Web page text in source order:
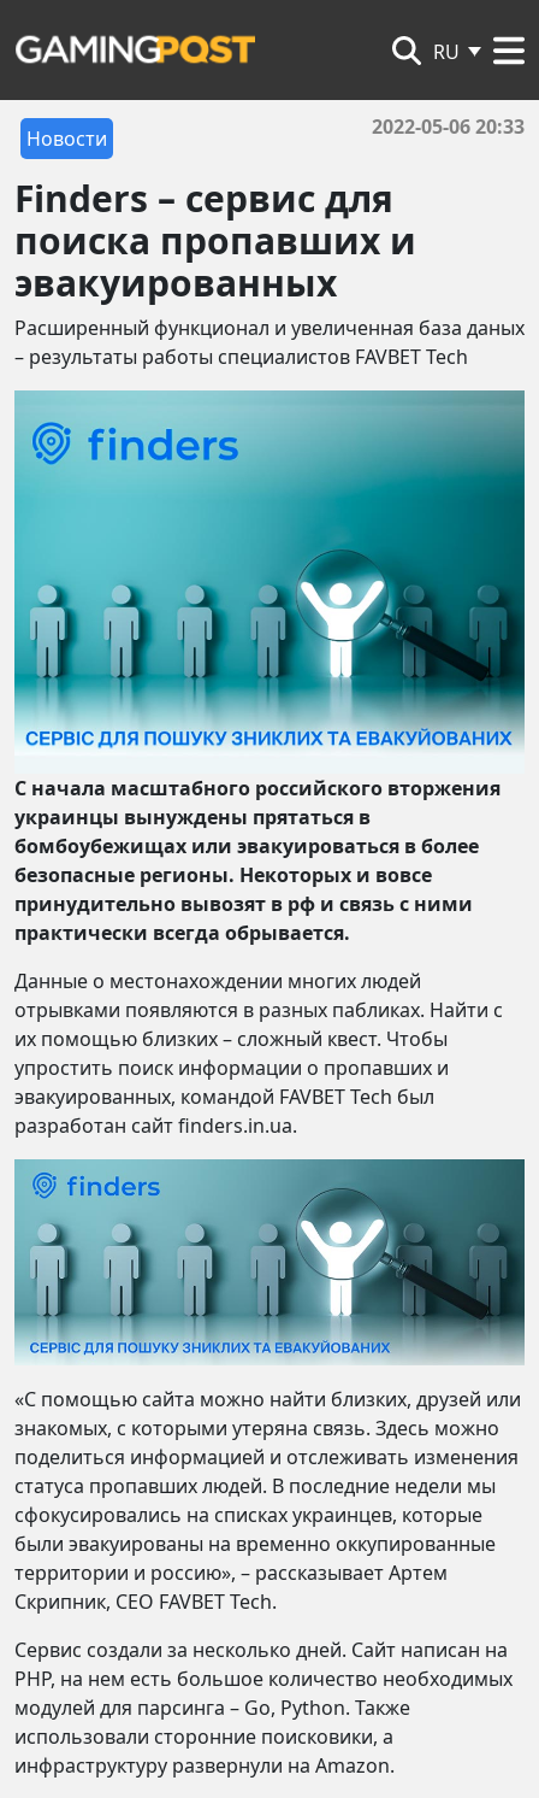
RU
Новости 2022-05-06 20:33
Finders – сервис для
поиска пропавших и
эвакуированных
Расширенный функционал и увеличенная база даных
– результаты работы специалистов FAVBET Tech
С начала масштабного российского вторжения
украинцы вынуждены прятаться в
бомбоубежищах или эвакуироваться в более
безопасные регионы. Некоторых и вовсе
принудительно вывозят в рф и связь с ними
практически всегда обрывается.
Данные о местонахождении многих людей
отрывками появляются в разных пабликах. Найти с
их помощью близких – сложный квест. Чтобы
упростить поиск информации о пропавших и
эвакуированных, командой FAVBET Tech был
разработан сайтfinders.in.ua.
«С помощью сайта можно найти близких, друзей или
знакомых, с которыми утеряна связь. Здесь можно
поделиться информацией и отслеживать изменения
статуса пропавших людей. В последние недели мы
сфокусировались на списках украинцев, которые
были эвакуированы на временно оккупированные
территории и россию», – рассказывает Артем
Скрипник, СЕО FAVBET Tech.
Сервис создали за несколько дней. Сайт написан на
PHP, на нем есть большое количество необходимых
модулей для парсинга – Go, Python. Также
использовали сторонние поисковики, а
инфраструктуру развернули на Amazon.